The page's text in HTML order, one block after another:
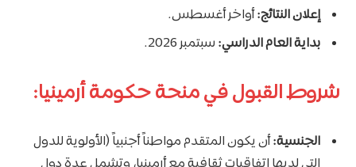
إعلان النتائج:أواخر أغسطس.
بداية العام الدراسي: سبتمبر 2026.
شروط القبول في منحة حكومة أرمينيا:
الجنسية:أن يكون المتقدم مواطناً أجنبياً (الأولوية للدول